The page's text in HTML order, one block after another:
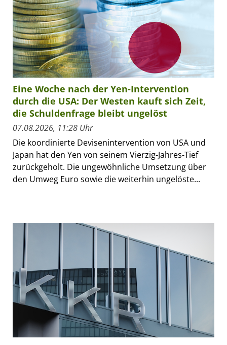
Eine Woche nach der Yen-Intervention
durch die USA: Der Westen kauft sich Zeit,
die Schuldenfrage bleibt ungelöst
07.08.2026, 11:28 Uhr
Die koordinierte Devisenintervention von USA und
Japan hat den Yen von seinem Vierzig-Jahres-Tief
zurückgeholt. Die ungewöhnliche Umsetzung über
den Umweg Euro sowie die weiterhin ungelöste...